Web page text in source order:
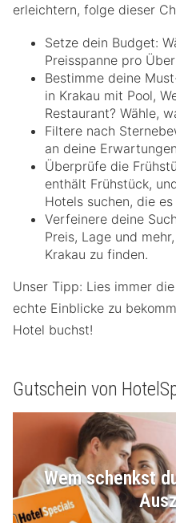
erleichtern, folge dieser
Setze dein Budget:
Preisspanne pro
Bestimme deine
in Krakau mit Pool,
Restaurant? Wähle,
Filtere nach
an deine
Überprüfe die
enthält Frühstück,
Hotels suchen, die
Verfeinere deine
Preis, Lage und
Krakau zu finden.
Unser Tipp: Lies immer
echte Einblicke zu
Hotel buchst!
Gutschein von
Wem schenkst